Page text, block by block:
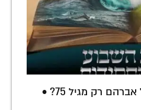
למה התורה מספרת על אברהם רק מגיל 75? •